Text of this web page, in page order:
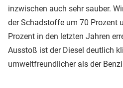
inzwischen auch sehr sauber.
der Schadstoffe um 70 Prozent
Prozent in den letzten Jahren
Ausstoß ist der Diesel deutlich
umweltfreundlicher als der